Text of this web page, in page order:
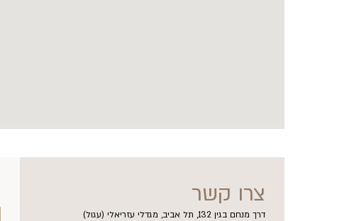
צרו קשר
דרך מנחם בגין 132, תל אביב, מגדלי עזריאלי (עגול)